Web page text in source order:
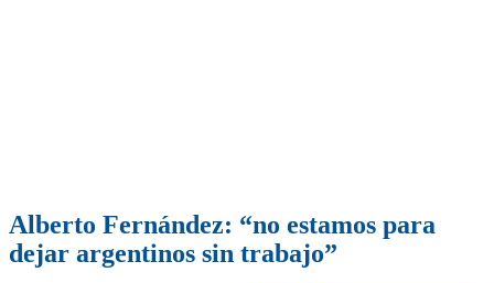
Alberto Fernández: “no estamos para
dejar argentinos sin trabajo”